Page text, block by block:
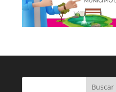
Buscar